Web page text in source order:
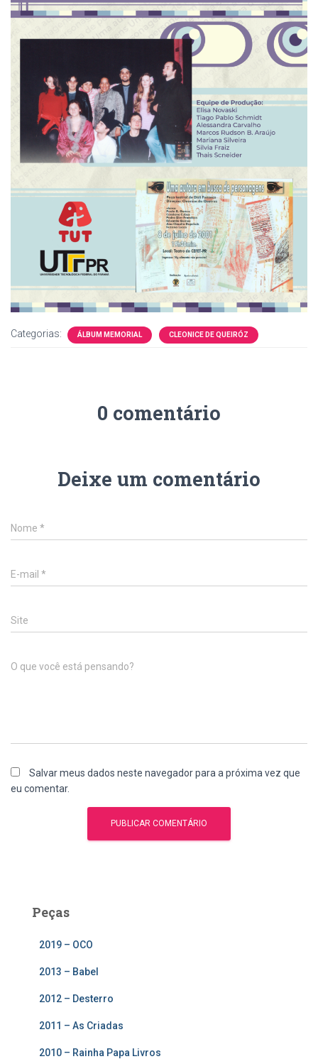
Categorias: ÁLBUM MEMORIAL CLEONICE DE QUEIRÓZ
0 comentário
Deixe um comentário
Nome *
E-mail *
Site
O que você está pensando?
Salvar meus dados neste navegador para a próxima vez que
eu comentar.
Peças
2019 – OCO
2013 – Babel
2012 – Desterro
2011 – As Criadas
2010 – Rainha Papa Livros